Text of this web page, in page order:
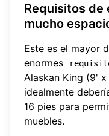
Requisitos de
mucho
Este es el mayor
enormes
Alaskan King (9'
idealmente
16 pies para
muebles.